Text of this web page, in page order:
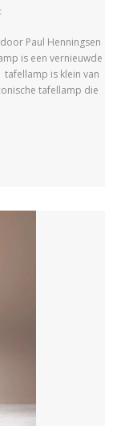
Paul Henningsen
is een vernieuwde
tafellamp is klein van
tafellamp die